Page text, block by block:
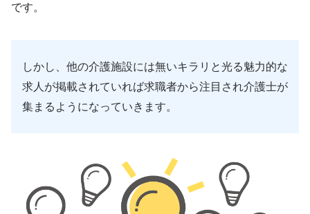
です。
しかし、他の介護施設には無いキラリと光る魅力的な
求人が掲載されていれば求職者から注目され介護士が
集まるようになっていきます。